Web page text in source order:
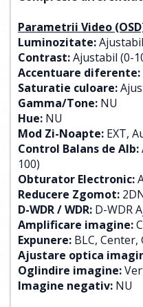
Parametrii Video
Luminozitate:
Contrast:Ajustabil (0-
Accentuare diferente:
Saturatie culoare:
Gamma/Tone: NU
Hue: NU
Mod Zi-Noapte: EXT,
Control Balans de Alb:
100)
Obturator Electronic:
Reducere Zgomot:
D-WDR / WDR: D-WDR
Amplificare imagine:
Expunere: BLC, Center,
Ajustare optica
Oglindire imagine:
Imagine negativ: NU